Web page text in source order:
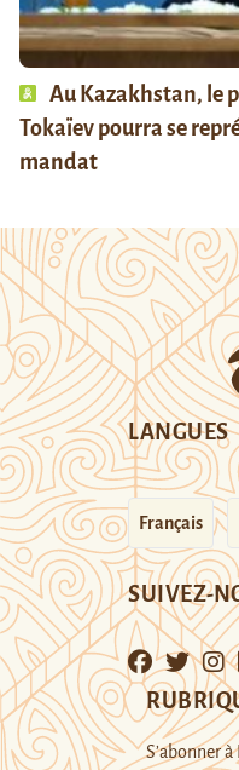
Au Kazakhstan, le
Tokaïev pourra se
mandat
LANGUES
Français
SUIVEZ-
S’abonner